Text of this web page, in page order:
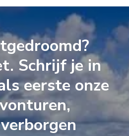
Schrijf je in
eerste onze